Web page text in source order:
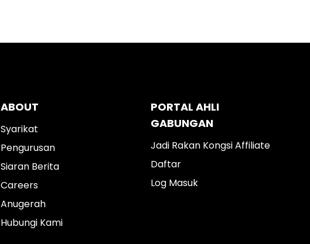
ABOUT
Syarikat
Pengurusan
Siaran Berita
Careers
Anugerah
Hubungi Kami
PORTAL AHLI
GABUNGAN
Jadi Rakan Kongsi Affiliate
Daftar
Log Masuk